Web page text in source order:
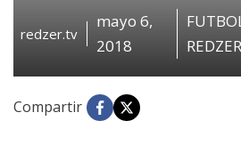
redzer.tv
mayo 6,
2018
REDZER
Compartir